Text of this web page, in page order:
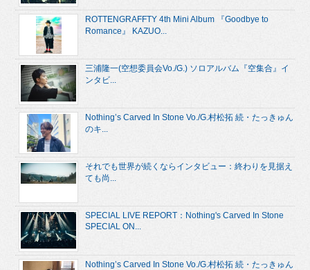
ROTTENGRAFFTY 4th Mini Album 『Goodbye to
Romance』 KAZUO...
三浦隆一(空想委員会Vo./G.) ソロアルバム『空集合』イ
ンタビ...
Nothing’s Carved In Stone Vo./G.村松拓 続・たっきゅん
のキ...
それでも世界が続くならインタビュー：終わりを見据え
ても尚...
SPECIAL LIVE REPORT：Nothing's Carved In Stone
SPECIAL ON...
Nothing’s Carved In Stone Vo./G.村松拓 続・たっきゅん